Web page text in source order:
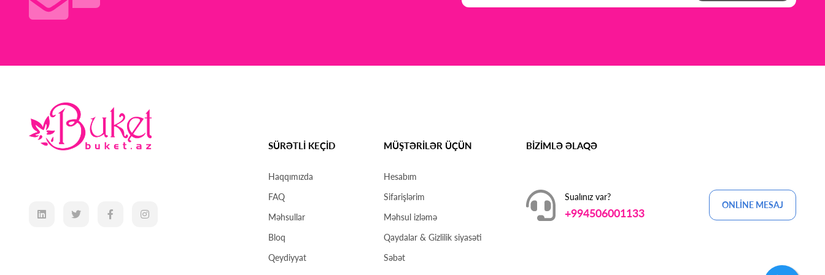
SÜRƏTLİ KEÇİD
Haqqımızda
FAQ
Məhsullar
Bloq
Qeydiyyat
MÜŞTƏRİLƏR ÜÇÜN
Hesabım
Sifarişlərim
Məhsul izləmə
Qaydalar & Gizlilik siyasəti
Səbət
BİZİMLƏ ƏLAQƏ
Sualınız var?
+994506001133
ONLİNE MESAJ